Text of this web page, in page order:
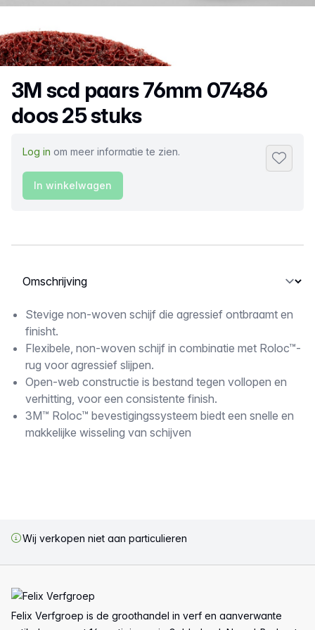
Productnaam
3M scd paars 76mm 07486
doos 25 stuks
Log in om meer informatie te zien.
In winkelwagen
Selecteer een tabblad
Omschrijving
Stevige non-woven schijf die agressief ontbraamt en
finisht.
Flexibele, non-woven schijf in combinatie met Roloc™-
rug voor agressief slijpen.
Open-web constructie is bestand tegen vollopen en
verhitting, voor een consistente finish.
3M™ Roloc™ bevestigingssysteem biedt een snelle en
makkelijke wisseling van schijven
Wij verkopen niet aan particulieren
Felix Verfgroep is de groothandel in verf en aanverwante